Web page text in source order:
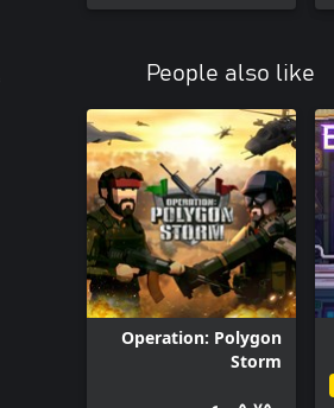
People also like
Operation: Polygon
Storm